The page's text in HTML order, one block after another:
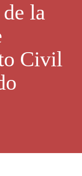
la
Civil